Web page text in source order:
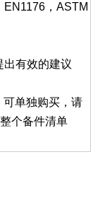
，ASTM
出有效的建议
可单独购买，请
个备件清单